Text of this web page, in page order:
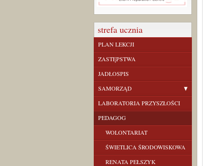
strefa ucznia
PLAN LEKCJI
ZASTĘPSTWA
JADŁOSPIS
SAMORZĄD
LABORATORIA PRZYSZŁOŚCI
PEDAGOG
WOLONTARIAT
ŚWIETLICA ŚRODOWISKOWA
RENATA PEŁSZYK